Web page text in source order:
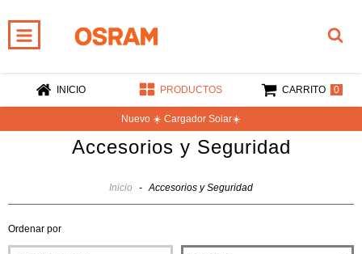
INICIO PRODUCTOS CARRITO 0
Nuevo ☀️ Cargador Soiar☀️
Accesorios y Seguridad
Inicio - Accesorios y Seguridad
Ordenar por